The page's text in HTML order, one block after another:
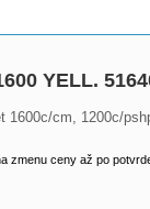
YELL.
1600c/cm, 1200c/
zmenu ceny až po